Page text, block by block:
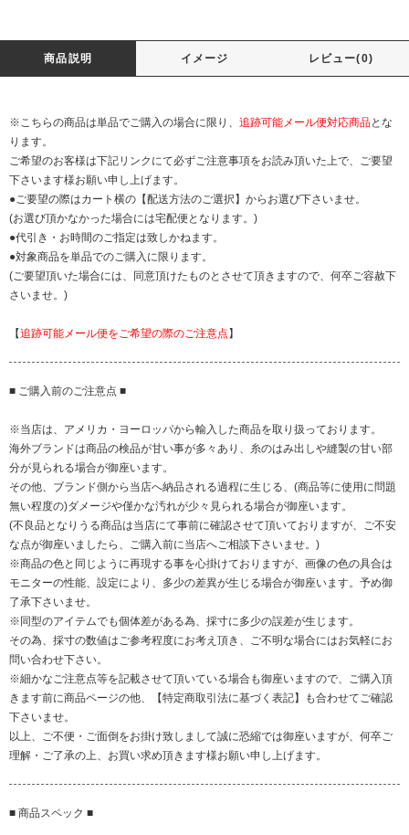
商品説明 イメージ レビュー(0)
※こちらの商品は単品でご購入の場合に限り、 追跡可能メール便対応商品とな
ります。
ご希望のお客様は下記リンクにて必ずご注意事項をお読み頂いた上で、ご要望
下さいます様お願い申し上げます。
●ご要望の際はカート横の【配送方法のご選択】からお選び下さいませ。
(お選び頂かなかった場合には宅配便となります。)
●代引き・お時間のご指定は致しかねます。
●対象商品を単品でのご購入に限ります。
(ご要望頂いた場合には、同意頂けたものとさせて頂きますので、何卒ご容赦下
さいませ。)
【追跡可能メール便をご希望の際のご注意点 】
■ ご購入前のご注意点 ■
※当店は、アメリカ・ヨーロッパから輸入した商品を取り扱っております。
海外ブランドは商品の検品が甘い事が多々あり、糸のはみ出しや縫製の甘い部
分が見られる場合が御座います。
その他、ブランド側から当店へ納品される過程に生じる、(商品等に使用に問題
無い程度の)ダメージや僅かな汚れが少々見られる場合が御座います。
(不良品となりうる商品は当店にて事前に確認させて頂いておりますが、ご不安
な点が御座いましたら、ご購入前に当店へご相談下さいませ。)
※商品の色と同じように再現する事を心掛けておりますが、画像の色の具合は
モニターの性能、設定により、多少の差異が生じる場合が御座います。予め御
了承下さいませ。
※同型のアイテムでも個体差がある為、採寸に多少の誤差が生じます。
その為、採寸の数値はご参考程度にお考え頂き、ご不明な場合にはお気軽にお
問い合わせ下さい。
※細かなご注意点等を記載させて頂いている場合も御座いますので、ご購入頂
きます前に商品ページの他、【特定商取引法に基づく表記】も合わせてご確認
下さいませ。
以上、ご不便・ご面倒をお掛け致しまして誠に恐縮では御座いますが、何卒ご
理解・ご了承の上、お買い求め頂きます様お願い申し上げます。
■ 商品スペック ■